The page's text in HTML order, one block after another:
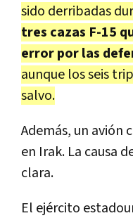
sido derribadas
tres cazas F-15
error por las
aunque los seis
salvo.
Además, un avión
en Irak. La causa
clara.
El ejército